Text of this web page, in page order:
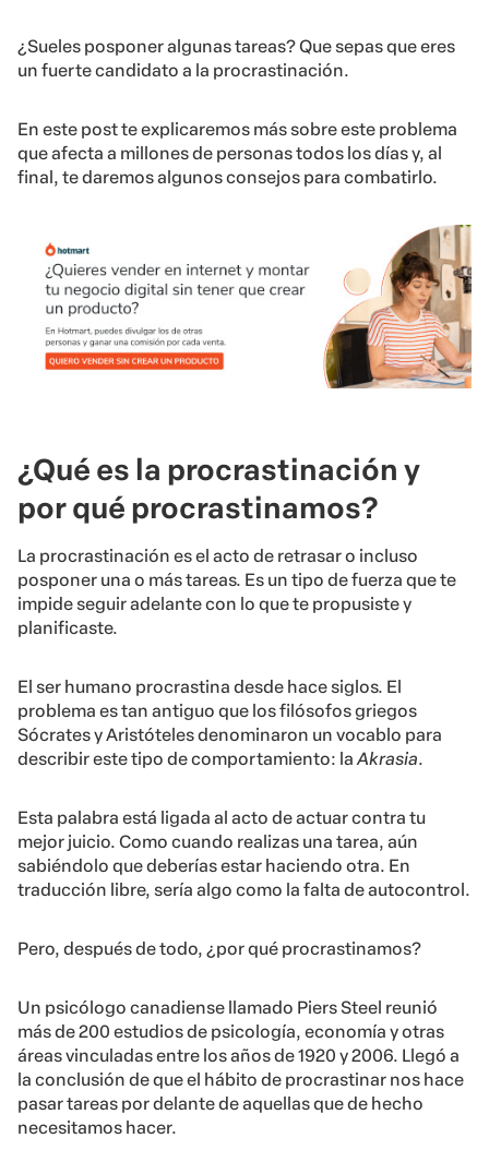
¿Sueles posponer algunas tareas? Que sepas que eres
un fuerte candidato a la procrastinación.
En este post te explicaremos más sobre este problema
que afecta a millones de personas todos los días y, al
final, te daremos algunos consejos para combatirlo.
¿Qué es la procrastinación y
por qué procrastinamos?
La procrastinación es el acto de retrasar o incluso
posponer una o más tareas. Es un tipo de fuerza que te
impide seguir adelante con lo que te propusiste y
planificaste.
El ser humano procrastina desde hace siglos. El
problema es tan antiguo que los filósofos griegos
Sócrates y Aristóteles denominaron un vocablo para
describir este tipo de comportamiento: la Akrasia.
Esta palabra está ligada al acto de actuar contra tu
mejor juicio. Como cuando realizas una tarea, aún
sabiéndolo que deberías estar haciendo otra. En
traducción libre, sería algo como la falta de autocontrol.
Pero, después de todo, ¿por qué procrastinamos?
Un psicólogo canadiense llamado Piers Steel reunió
más de 200 estudios de psicología, economía y otras
áreas vinculadas entre los años de 1920 y 2006. Llegó a
la conclusión de que el hábito de procrastinar nos hace
pasar tareas por delante de aquellas que de hecho
necesitamos hacer.